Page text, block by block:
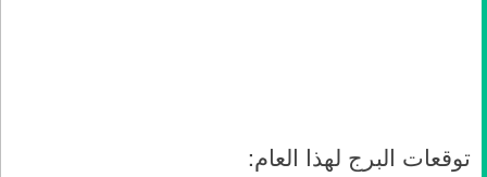
توقعات البرج لهذا العام: